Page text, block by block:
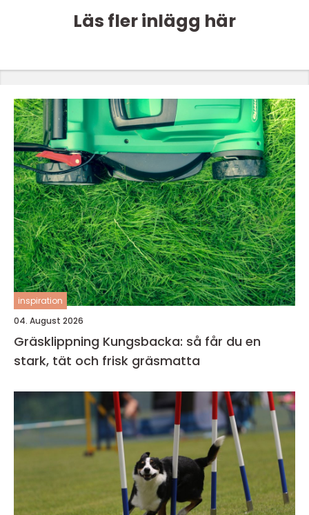
Läs fler inlägg här
inspiration
04. August 2026
Gräsklippning Kungsbacka: så får du en
stark, tät och frisk gräsmatta